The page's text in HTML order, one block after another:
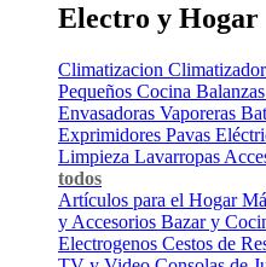
Electro y Hogar
Climatizacion
Pequeños Cocina
Envasadoras Vaporeras
Exprimidores Pavas
Limpieza Lavarropas
todos
Artículos para el Hogar
y Accesorios Bazar y
Electrogenos Cestos de